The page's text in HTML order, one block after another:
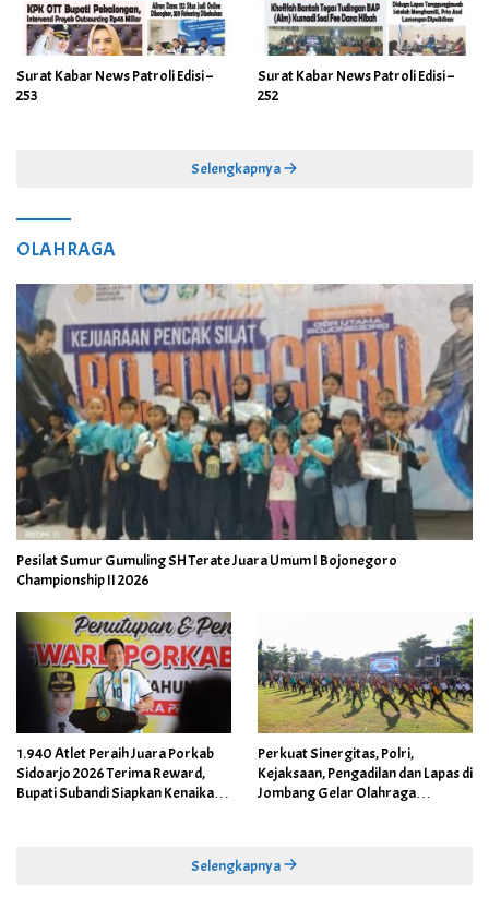
Surat Kabar News Patroli Edisi –
253
Surat Kabar News Patroli Edisi –
252
Selengkapnya
OLAHRAGA
Pesilat Sumur Gumuling SH Terate Juara Umum I Bojonegoro
Championship II 2026
1.940 Atlet Peraih Juara Porkab
Sidoarjo 2026 Terima Reward,
Bupati Subandi Siapkan Kenaikan
Perkuat Sinergitas, Polri,
Kejaksaan, Pengadilan dan Lapas di
Jombang Gelar Olahraga
Selengkapnya